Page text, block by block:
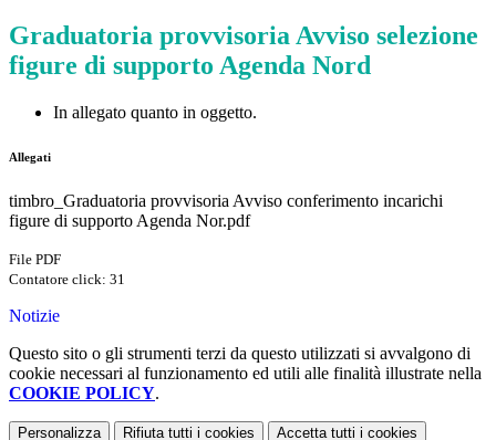
Graduatoria provvisoria Avviso selezione
figure di supporto Agenda Nord
In allegato quanto in oggetto.
Allegati
timbro_Graduatoria provvisoria Avviso conferimento incarichi
figure di supporto Agenda Nor.pdf
File PDF
Contatore click: 31
Notizie
Questo sito o gli strumenti terzi da questo utilizzati si avvalgono di
cookie necessari al funzionamento ed utili alle finalità illustrate nella
COOKIE POLICY.
Personalizza Rifiuta tutti i cookies Accetta tutti i cookies